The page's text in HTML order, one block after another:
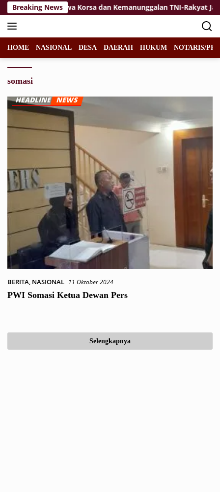
Langsung
ke
konten
Breaking NewsJiwa Korsa dan Kemanunggalan TNI-Rakyat Jadi
HOME NASIONAL DESA DAERAH HUKUM NOTARIS/
somasi
BERITA, NASIONAL 11 Oktober 2024
PWI Somasi Ketua Dewan Pers
Selengkapnya